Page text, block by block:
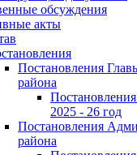
обсуждения
акты
Постановления
района
2025 - 26 год
Постановления
района